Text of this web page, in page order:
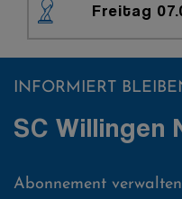
Freitag
INFORMIERT
SC Willingen
Abonnement verwalten